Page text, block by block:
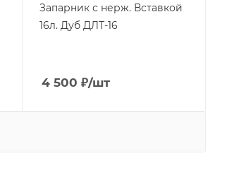
Запарник с нерж. Вставкой
16л. Дуб ДЛТ-16
4 500 ₽/шт